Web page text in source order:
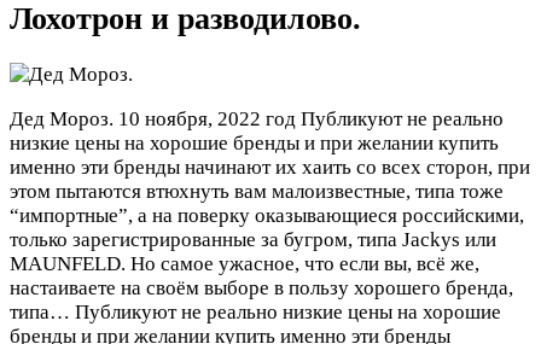
Лохотрон и разводилово.
Дед Мороз. 10 ноября, 2022 год Публикуют не реально
низкие цены на хорошие бренды и при желании купить
именно эти бренды начинают их хаить со всех сторон, при
этом пытаются втюхнуть вам малоизвестные, типа тоже
“импортные”, а на поверку оказывающиеся российскими,
только зарегистрированные за бугром, типа Jackys или
MAUNFELD. Но самое ужасное, что если вы, всё же,
настаиваете на своём выборе в пользу хорошего бренда,
типа… Публикуют не реально низкие цены на хорошие
бренды и при желании купить именно эти бренды